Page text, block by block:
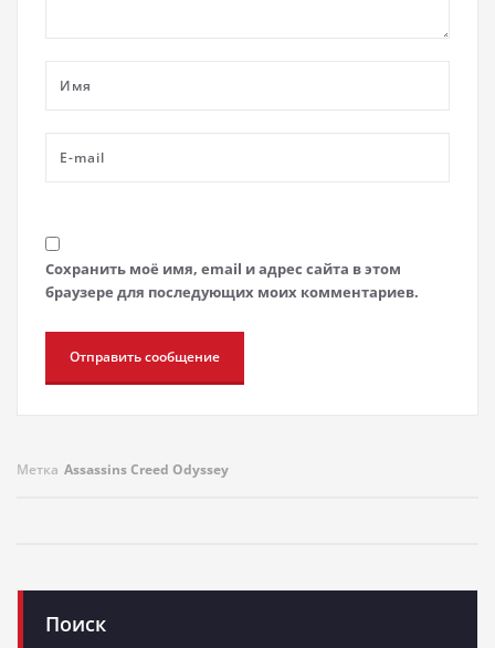
Сохранить моё имя, email и адрес сайта в этом
браузере для последующих моих комментариев.
Метка Assassins Creed Odyssey
Поиск